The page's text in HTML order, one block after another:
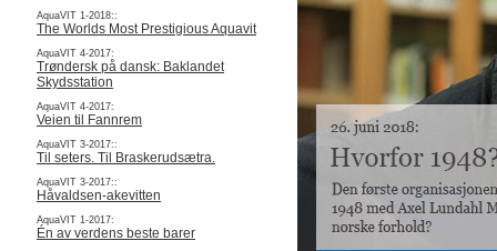
AquaVIT 1-2018::
The Worlds Most Prestigious Aquavit
AquaVIT 4-2017:
Trøndersk på dansk: Baklandet
Skydsstation
AquaVIT 4-2017:
Veien til Fannrem
AquaVIT 3-2017::
Til seters. Til Braskerudsætra.
AquaVIT 3-2017::
Håvaldsen-akevitten
AquaVIT 1-2017:
Én av verdens beste barer